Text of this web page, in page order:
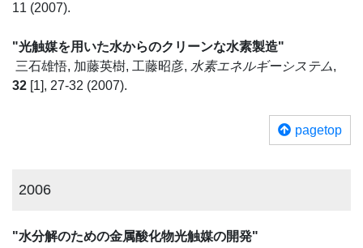
11 (2007).
"光触媒を用いた水からのクリーンな水素製造"
三石雄悟, 加藤英樹, 工藤昭彦, 水素エネルギーシステム,
32 [1], 27-32 (2007).
pagetop
2006
"水分解のための金属酸化物光触媒の開発"